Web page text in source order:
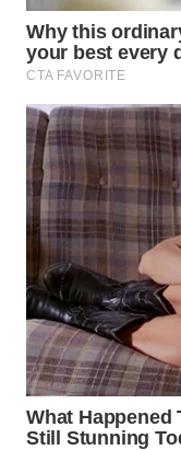
WN
PAKPAK
KARAWANG
WN
BEKASI
WN
BOGOR
WN
DEPOK
WN
TAPANULI